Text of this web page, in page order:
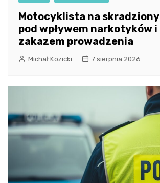
Motocyklista na
pod wpływem narkotyków i
zakazem prowadzenia
Michał Kozicki 7 sierpnia 2026